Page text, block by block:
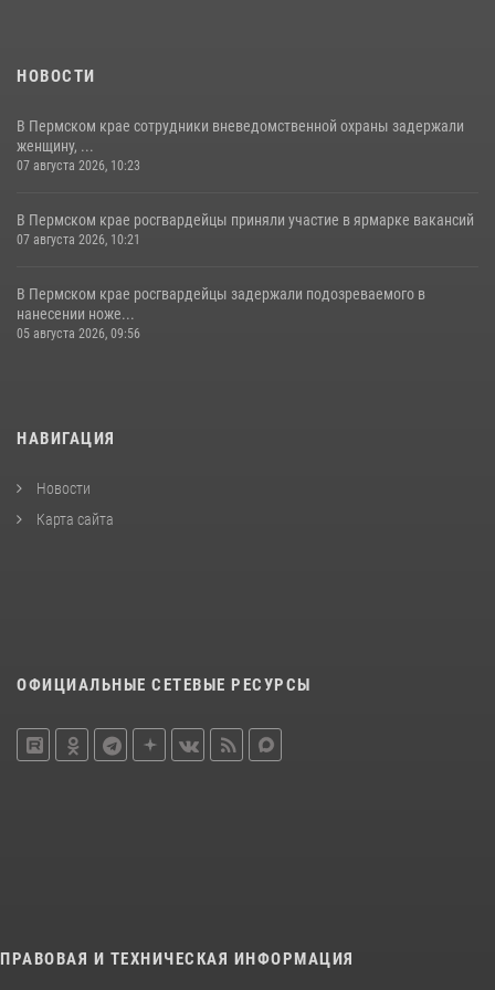
НОВОСТИ
В Пермском крае сотрудники вневедомственной охраны задержали
женщину, ...
07 августа 2026, 10:23
В Пермском крае росгвардейцы приняли участие в ярмарке вакансий
07 августа 2026, 10:21
В Пермском крае росгвардейцы задержали подозреваемого в
нанесении ноже...
05 августа 2026, 09:56
НАВИГАЦИЯ
Новости
Карта сайта
ОФИЦИАЛЬНЫЕ СЕТЕВЫЕ РЕСУРСЫ
ПРАВОВАЯ И ТЕХНИЧЕСКАЯ ИНФОРМАЦИЯ